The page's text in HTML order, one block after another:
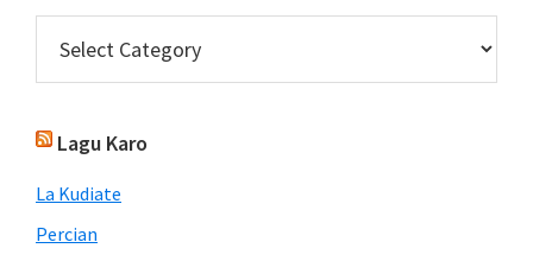
Lagu Karo
La Kudiate
Percian